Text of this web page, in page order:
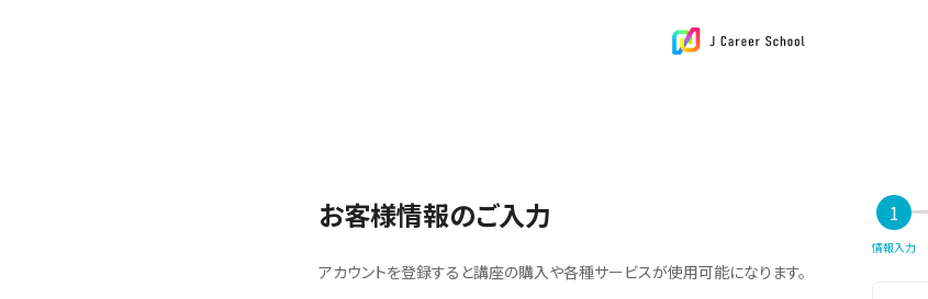
お客様情報のご入力
アカウントを登録すると講座の購入や各種サービスが使用可能になります。
1
情報入力